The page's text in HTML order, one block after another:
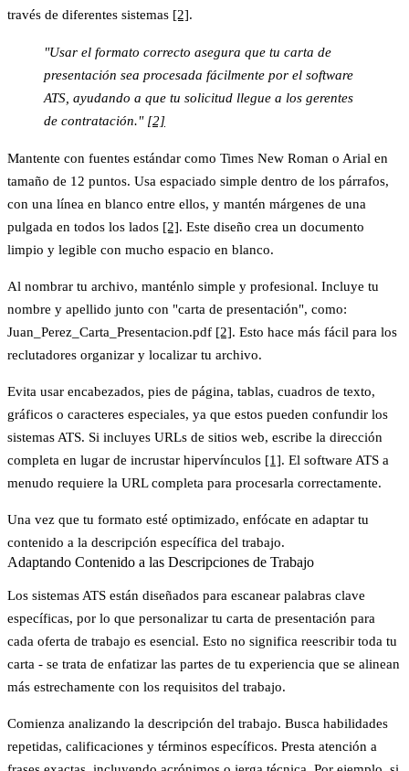
través de diferentes sistemas [2].
"Usar el formato correcto asegura que tu carta de
presentación sea procesada fácilmente por el software
ATS, ayudando a que tu solicitud llegue a los gerentes
de contratación." [2]
Mantente con fuentes estándar como Times New Roman o Arial en
tamaño de 12 puntos. Usa espaciado simple dentro de los párrafos,
con una línea en blanco entre ellos, y mantén márgenes de una
pulgada en todos los lados [2]. Este diseño crea un documento
limpio y legible con mucho espacio en blanco.
Al nombrar tu archivo, manténlo simple y profesional. Incluye tu
nombre y apellido junto con "carta de presentación", como:
Juan_Perez_Carta_Presentacion.pdf [2]. Esto hace más fácil para los
reclutadores organizar y localizar tu archivo.
Evita usar encabezados, pies de página, tablas, cuadros de texto,
gráficos o caracteres especiales, ya que estos pueden confundir los
sistemas ATS. Si incluyes URLs de sitios web, escribe la dirección
completa en lugar de incrustar hipervínculos [1]. El software ATS a
menudo requiere la URL completa para procesarla correctamente.
Una vez que tu formato esté optimizado, enfócate en adaptar tu
contenido a la descripción específica del trabajo.
Adaptando Contenido a las Descripciones de Trabajo
Los sistemas ATS están diseñados para escanear palabras clave
específicas, por lo que personalizar tu carta de presentación para
cada oferta de trabajo es esencial. Esto no significa reescribir toda tu
carta - se trata de enfatizar las partes de tu experiencia que se alinean
más estrechamente con los requisitos del trabajo.
Comienza analizando la descripción del trabajo. Busca habilidades
repetidas, calificaciones y términos específicos. Presta atención a